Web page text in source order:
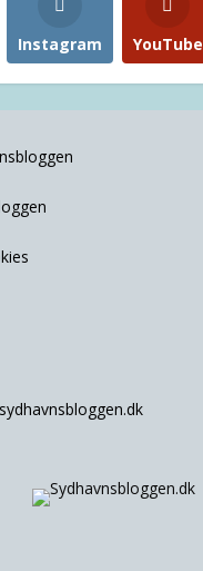
Instagram YouTube